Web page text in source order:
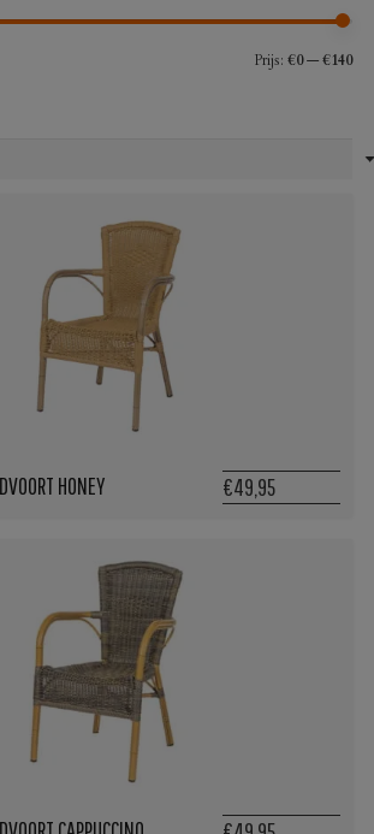
Prijs: €0—€140
HONEY €49,95